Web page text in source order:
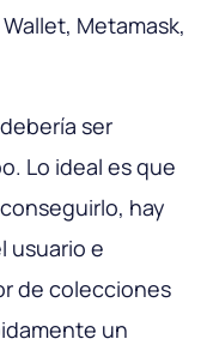
Metamask,
ser
Lo ideal es que
hay
usuario e
de colecciones
un